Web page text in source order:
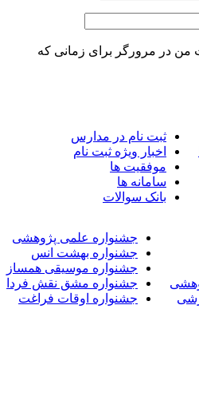
من در مرورگر برای زمانی که
ثبت نام در مدارس
اخبار ویژه ثبت نام
موفقیت ها
سامانه ها
بانک سوالات
جشنواره علمی پژوهشی
جشنواره بهشت انس
جشنواره موسیقی همساز
جشنواره مشق نقش فردا
جشنواره اوقات فراغت